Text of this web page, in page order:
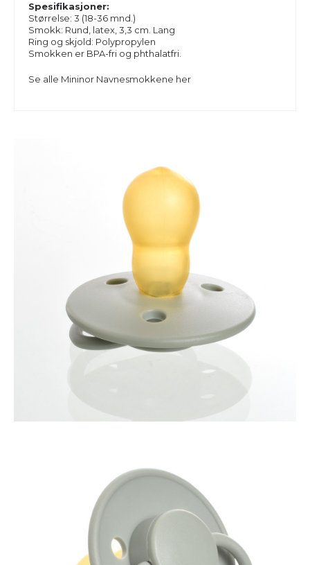
Spesifikasjoner:
Størrelse: 3 (18-36 mnd.)
Smokk: Rund, latex, 3,3 cm. Lang
Ring og skjold: Polypropylen
Smokken er BPA-fri og phthalatfri.
Se alle Mininor Navnesmokkene her